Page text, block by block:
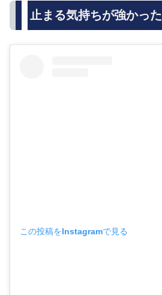
止まる気持ちが強かった
この投稿をInstagramで見る